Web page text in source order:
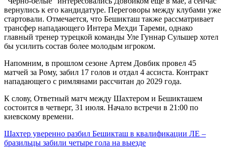
вернулись к его кандидатуре. Переговоры между клубами уже
стартовали. Отмечается, что Бешикташ также рассматривает
трансфер нападающего Интера Мехди Тареми, однако
главный тренер турецкой команды Уле Гуннар Сульшер хотел
бы усилить состав более молодым игроком.
Напомним, в прошлом сезоне Артем Довбик провел 45
матчей за Рому, забил 17 голов и отдал 4 ассиста. Контракт
нападающего с римлянами рассчитан до 2029 года.
К слову, Ответный матч между Шахтером и Бешикташем
состоится в четверг, 31 июля. Начало встречи в 21:00 по
киевскому времени.
Шахтер уверенно разбил Бешикташ в квалификации ЛЕ –
бразильцы забили четыре гола на выезде